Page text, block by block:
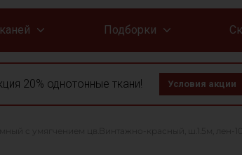
Подборки
20% однотонные ткани! Условия акции
с умягчением цв.Винтажно-красный, ш.1.5м, лен-